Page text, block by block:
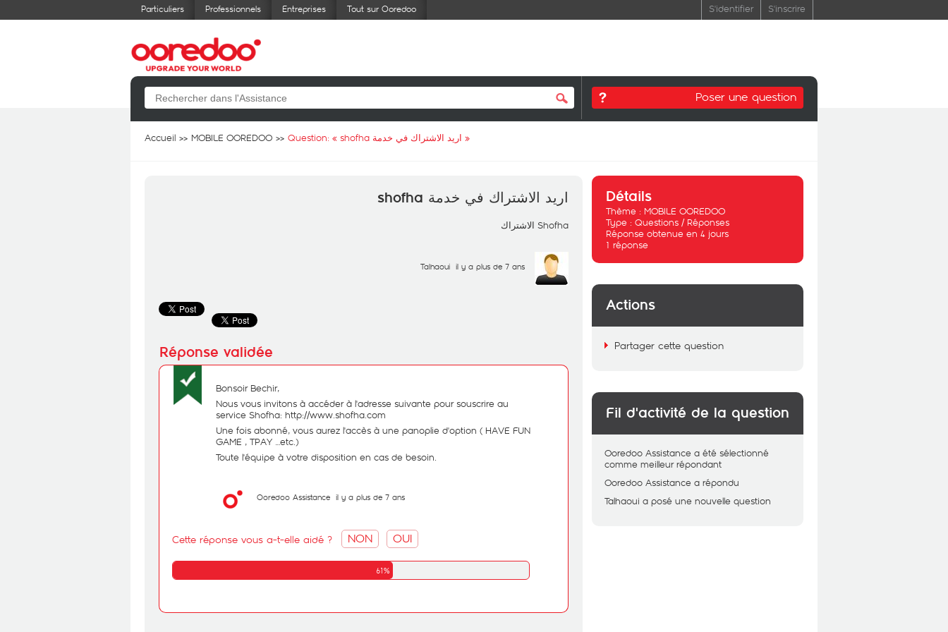
Particuliers Professionnels Entreprises Tout sur Ooredoo S'identifier S'inscrire
Poser une question
Accueil MOBILE OOREDOO Question: « اريد الاشتراك في خدمة shofha »
اريد الاشتراك في خدمة shofha
Shofha الاشتراك
Talhaoui il y a plus de 7 ans
Bonsoir Bechir,
Nous vous invitons à accéder à l'adresse suivante pour souscrire au
service Shofha: http://www.shofha.com
Une fois abonné, vous aurez l'accès à une panoplie d'option ( HAVE FUN
GAME , TPAY …etc.)
Toute l'équipe à votre disposition en cas de besoin.
Ooredoo Assistance il y a plus de 7 ans
Cette réponse vous a-t-elle aidé ? NON OUI
61%
Détails
Thème : MOBILE OOREDOO
Type : Questions / Réponses
Réponse obtenue en 4 jours
1 réponse
Actions
Partager cette question
Fil d'activité de la question
Ooredoo Assistance a été sélectionné
comme meilleur répondant
Ooredoo Assistance a répondu
Talhaoui a posé une nouvelle question